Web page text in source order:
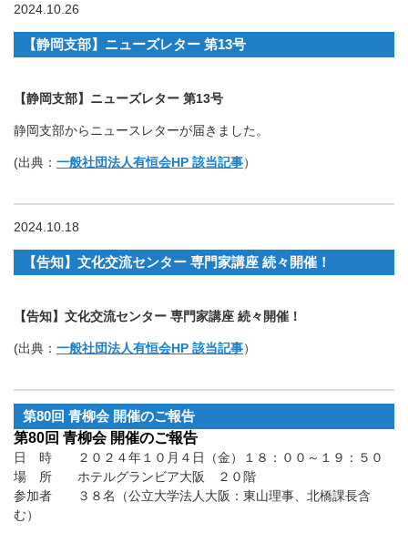
2024.10.26
【静岡支部】ニューズレター 第13号
【静岡支部】ニューズレター 第13号
静岡支部からニュースレターが届きました。
(出典： 一般社団法人有恒会HP 該当記事）
2024.10.18
【告知】文化交流センター 専門家講座 続々開催！
【告知】文化交流センター 専門家講座 続々開催！
(出典： 一般社団法人有恒会HP 該当記事）
第80回 青柳会 開催のご報告
第80回 青柳会 開催のご報告
日 時 ２０２４年１０月４日（金）１８：００～１９：５０
場 所 ホテルグランビア大阪 ２０階
参加者 ３８名（公立大学法人大阪：東山理事、北橋課長含
む）